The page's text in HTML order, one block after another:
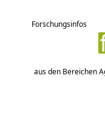
Forschungsinfos
aus den Bereichen